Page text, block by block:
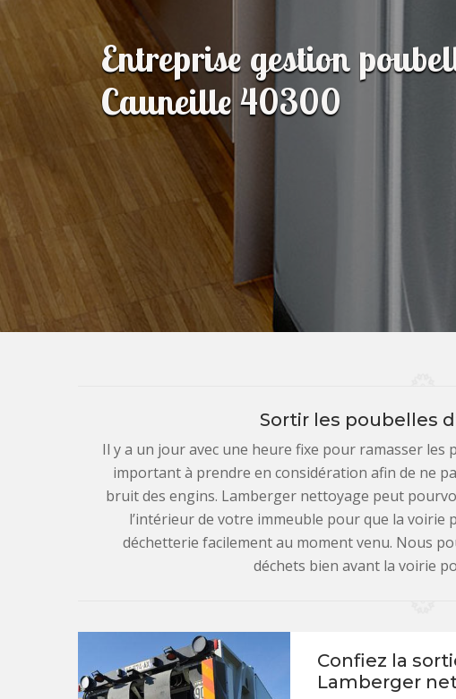
Entreprise gestion
Cauneille 40300
Sortir les poubelles
Il y a un jour avec une heure fixe pour ramasser les
important à prendre en considération afin de ne
bruit des engins. Lamberger nettoyage peut
l’intérieur de votre immeuble pour que la voirie
déchetterie facilement au moment venu. Nous
déchets bien avant la voirie
Confiez la
Lamberger